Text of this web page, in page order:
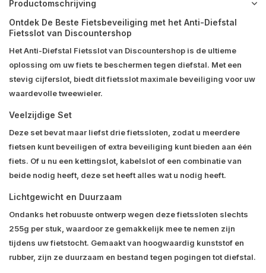
Productomschrijving
Ontdek De Beste Fietsbeveiliging met het Anti-Diefstal
Fietsslot van Discountershop
Het Anti-Diefstal Fietsslot van Discountershop is de ultieme
oplossing om uw fiets te beschermen tegen diefstal. Met een
stevig cijferslot, biedt dit fietsslot maximale beveiliging voor uw
waardevolle tweewieler.
Veelzijdige Set
Deze set bevat maar liefst drie fietssloten, zodat u meerdere
fietsen kunt beveiligen of extra beveiliging kunt bieden aan één
fiets. Of u nu een kettingslot, kabelslot of een combinatie van
beide nodig heeft, deze set heeft alles wat u nodig heeft.
Lichtgewicht en Duurzaam
Ondanks het robuuste ontwerp wegen deze fietssloten slechts
255g per stuk, waardoor ze gemakkelijk mee te nemen zijn
tijdens uw fietstocht. Gemaakt van hoogwaardig kunststof en
rubber, zijn ze duurzaam en bestand tegen pogingen tot diefstal.